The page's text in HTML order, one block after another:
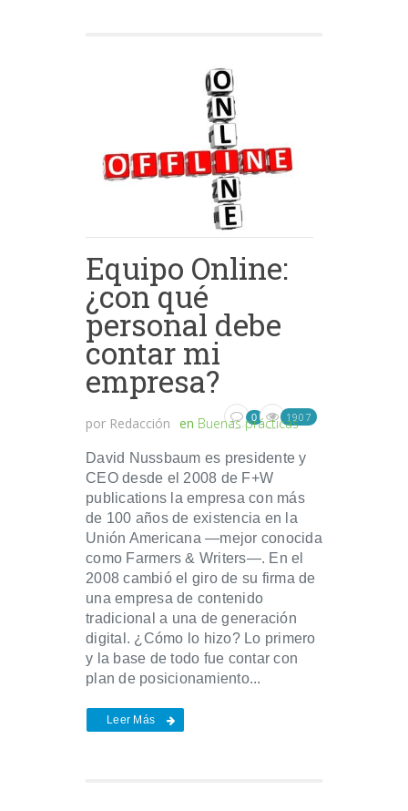
Equipo Online:
¿con qué
personal debe
contar mi
empresa?
por Redacción en Buenas prácticas
0 1907
David Nussbaum es presidente y
CEO desde el 2008 de F+W
publications la empresa con más
de 100 años de existencia en la
Unión Americana —mejor conocida
como Farmers & Writers—. En el
2008 cambió el giro de su firma de
una empresa de contenido
tradicional a una de generación
digital. ¿Cómo lo hizo? Lo primero
y la base de todo fue contar con
plan de posicionamiento...
Leer Más